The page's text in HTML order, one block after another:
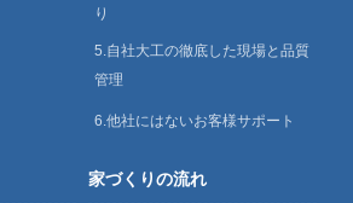
り
5.自社大工の徹底した現場と品質
管理
6.他社にはないお客様サポート
家づくりの流れ